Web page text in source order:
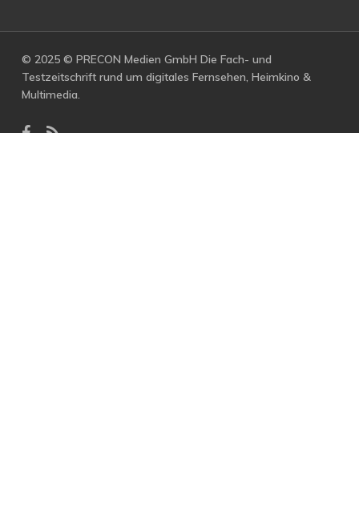
© 2025 © PRECON Medien GmbH Die Fach- und
Testzeitschrift rund um digitales Fernsehen, Heimkino &
Multimedia.
facebook
RSS